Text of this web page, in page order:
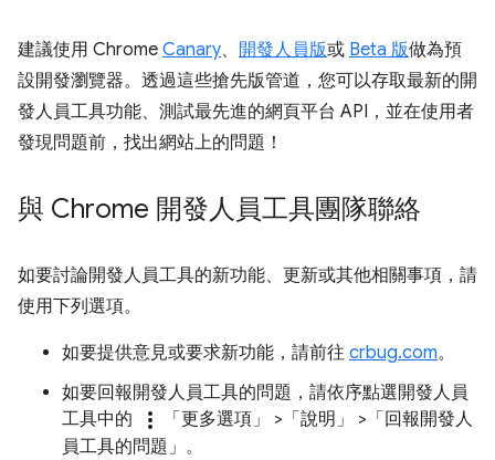
建議使用 Chrome Canary、 開發人員版或 Beta 版做為預
設開發瀏覽器。透過這些搶先版管道，您可以存取最新的開
發人員工具功能、測試最先進的網頁平台 API，並在使用者
發現問題前，找出網站上的問題！
與 Chrome 開發人員工具團隊聯絡
如要討論開發人員工具的新功能、更新或其他相關事項，請
使用下列選項。
如要提供意見或要求新功能，請前往 crbug.com。
如要回報開發人員工具的問題，請依序點選開發人員
工具中的
more_vert 「更多選項」 >「說明」
>「回報開發人
員工具的問題」 。